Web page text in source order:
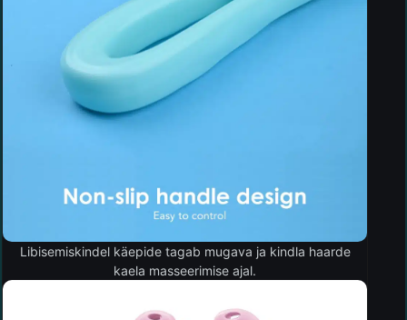
Libisemiskindel käepide tagab mugava ja kindla haarde
kaela masseerimise ajal.